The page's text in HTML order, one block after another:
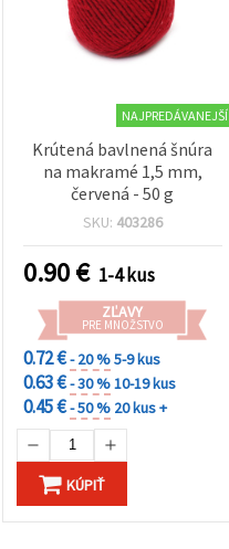
NAJPREDÁVANEJŠÍ
Krútená bavlnená šnúra
na makramé 1,5 mm,
červená - 50 g
SKU: 403286
0.90€ 1-4 kus
ZĽAVY
PRE MNOŽSTVO
0.72 €- 20 %5-9 kus
0.63 €- 30 %10-19 kus
0.45 €- 50 % 20 kus +
KÚPIŤ